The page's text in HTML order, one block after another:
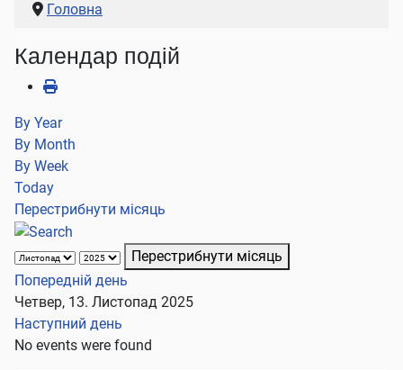
Головна
Календар подій
By Year
By Month
By Week
Today
Перестрибнути місяць
Перестрибнути місяць
Попередній день
Четвер, 13. Листопад 2025
Наступний день
No events were found